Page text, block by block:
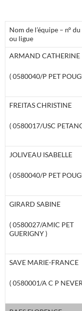
Nom de l’équipe – n°
ou ligue
ARMAND CATHERINE
( 0580040/P PET
FREITAS CHRISTINE
( 0580017/USC
JOLIVEAU ISABELLE
( 0580040/P PET
GIRARD SABINE
( 0580027/AMIC PET
GUERIGNY )
SAVE MARIE-FRANCE
( 0580001/A C P